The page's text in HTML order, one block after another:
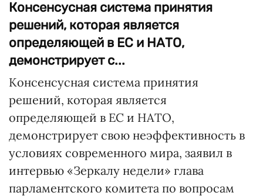
Консенсусная система принятия
решений, которая является
определяющей в ЕС и НАТО,
демонстрирует с...
Консенсусная система принятия
решений, которая является
определяющей в ЕС и НАТО,
демонстрирует свою неэффективность в
условиях современного мира, заявил в
интервью «Зеркалу недели» глава
парламентского комитета по вопросам